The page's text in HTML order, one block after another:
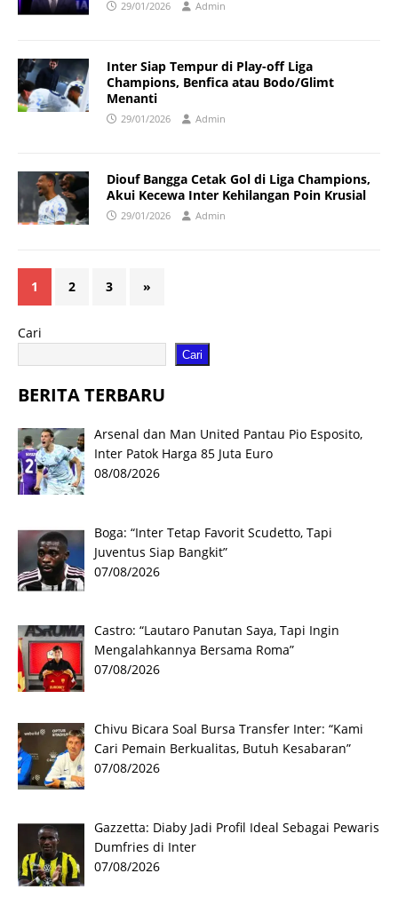
29/01/2026 Admin
Inter Siap Tempur di Play-off Liga
Champions, Benfica atau Bodo/Glimt
Menanti
29/01/2026 Admin
Diouf Bangga Cetak Gol di Liga Champions,
Akui Kecewa Inter Kehilangan Poin Krusial
29/01/2026 Admin
1 2 3 »
Cari
Cari
BERITA TERBARU
Arsenal dan Man United Pantau Pio Esposito,
Inter Patok Harga 85 Juta Euro
08/08/2026
Boga: “Inter Tetap Favorit Scudetto, Tapi
Juventus Siap Bangkit”
07/08/2026
Castro: “Lautaro Panutan Saya, Tapi Ingin
Mengalahkannya Bersama Roma”
07/08/2026
Chivu Bicara Soal Bursa Transfer Inter: “Kami
Cari Pemain Berkualitas, Butuh Kesabaran”
07/08/2026
Gazzetta: Diaby Jadi Profil Ideal Sebagai Pewaris
Dumfries di Inter
07/08/2026